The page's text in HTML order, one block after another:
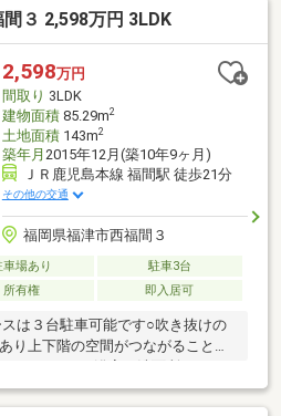
３ 2,598万円 3LDK
2,598万円
間取り 3LDK
建物面積85.29m2
土地面積143m2
築年月 2015年12月(築10年9ヶ月)
ＪＲ鹿児島本線 福間駅 徒歩21分
その他の交通
福岡県福津市西福間３
車場あり
駐車3台
所有権 即入居可
は３台駐車可能です○吹き抜けの
り上下階の空間がつながることで
率的な家事動線です○玄関ホール
付き！安心の収納力ですね○閑静